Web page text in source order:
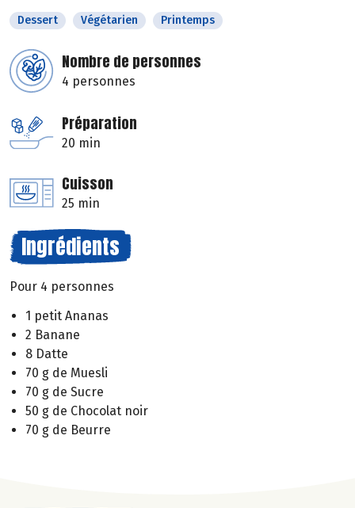
Dessert Végétarien Printemps
Nombre de personnes
4 personnes
Préparation
20 min
Cuisson
25 min
Ingrédients
Pour 4 personnes
1 petit Ananas
2 Banane
8 Datte
70 g de Muesli
70 g de Sucre
50 g de Chocolat noir
70 g de Beurre